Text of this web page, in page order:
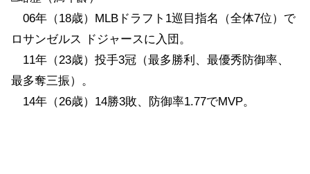
06年（18歳）MLBドラフト1巡目指名（全体7位）で
ロサンゼルス ドジャースに入団。
11年（23歳）投手3冠（最多勝利、最優秀防御率、
最多奪三振）。
14年（26歳）14勝3敗、防御率1.77でMVP。